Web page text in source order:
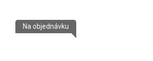
Na objednávku